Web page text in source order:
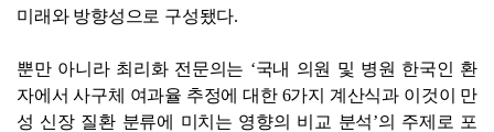
미래와 방향성으로 구성됐다.
뿐만 아니라 최리화 전문의는 ‘국내 의원 및 병원 한국인 환
자에서 사구체 여과율 추정에 대한 6가지 계산식과 이것이 만
성 신장 질환 분류에 미치는 영향의 비교 분석’의 주제로 포